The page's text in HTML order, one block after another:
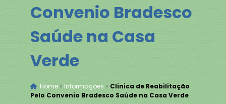
Convenio Bradesco
Saúde na Casa
Verde
Home» Informações » Clinica de Reabilitação
Pelo Convenio Bradesco Saúde na Casa Verde